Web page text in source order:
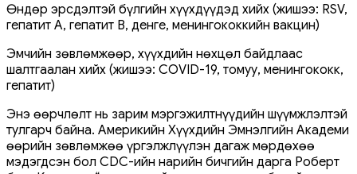
Өндөр эрсдэлтэй бүлгийн хүүхдүүдэд хийх (жишээ: RSV,
гепатит А, гепатит В, денге, менингококкийн вакцин)
Эмчийн зөвлөмжөөр, хүүхдийн нөхцөл байдлаас
шалтгаалан хийх (жишээ: COVID-19, томуу, менингококк,
гепатит)
Энэ өөрчлөлт нь зарим мэргэжилтнүүдийн шүүмжлэлтэй
тулгарч байна. Америкийн Хүүхдийн Эмнэлгийн Академи
өөрийн зөвлөмжөө үргэлжлүүлэн дагаж мөрдөхөө
мэдэгдсэн бол CDC-ийн нарийн бичгийн дарга Роберт